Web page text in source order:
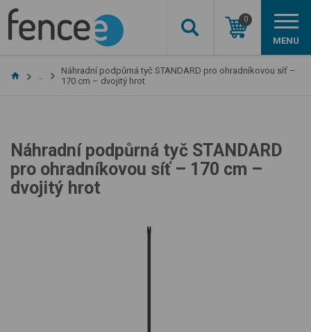
0
MENU
…
Náhradní podpůrná tyč STANDARD pro ohradníkovou síť –
170 cm – dvojitý hrot
Náhradní podpůrná tyč STANDARD
pro ohradníkovou síť – 170 cm –
dvojitý hrot